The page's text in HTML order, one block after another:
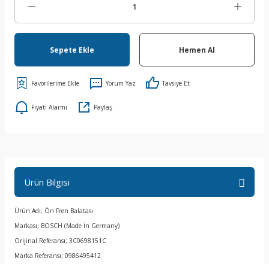
Sepete Ekle Hemen Al
Yorum Yaz Tavsiye Et
Fiyatı Alarmı Paylaş
Ürün Bilgisi
Ürün Adı; Ön Fren Balatası
Markası; BOSCH (Made İn Germany)
Orijinal Referansı; 3C0698151C
Marka Referansı; 0986495412